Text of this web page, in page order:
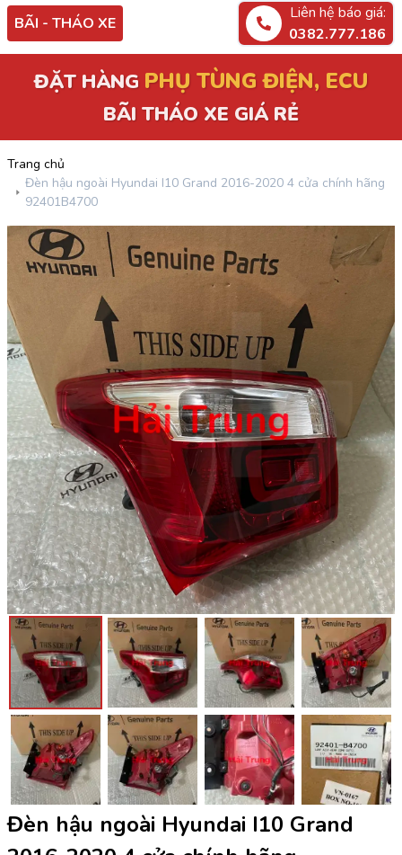
BÃI - THÁO XE
Liên hệ báo giá:
0382.777.186
ĐẶT HÀNGPHỤ TÙNG ĐIỆN, ECU
BÃI THÁO XE GIÁ RẺ
Trang chủ
Đèn hậu ngoài Hyundai I10 Grand 2016-2020 4 cửa chính hãng
92401B4700
Đèn hậu ngoài Hyundai I10 Grand